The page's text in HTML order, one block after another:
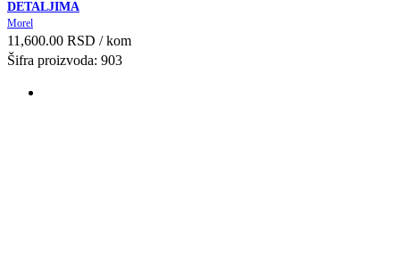
Dodaj u Listu želja
DETALJIMA
Morel
11,600.00 RSD / kom
Šifra proizvoda: 903